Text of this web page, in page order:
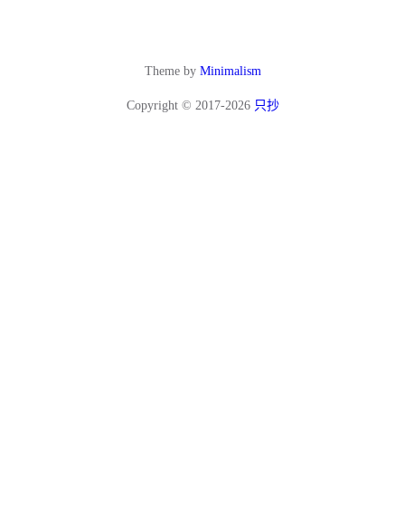
Theme by Minimalism
Copyright © 2017-2026 只抄